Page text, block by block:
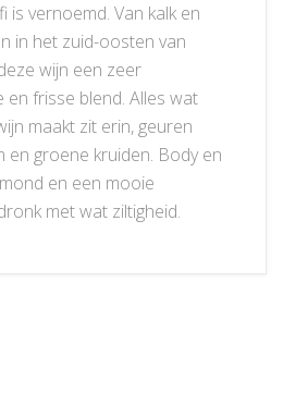
is vernoemd. Van kalk en
in het zuid-oosten van
wijn een zeer
en frisse blend. Alles wat
maakt zit erin, geuren
en groene kruiden. Body en
en een mooie
met wat ziltigheid.